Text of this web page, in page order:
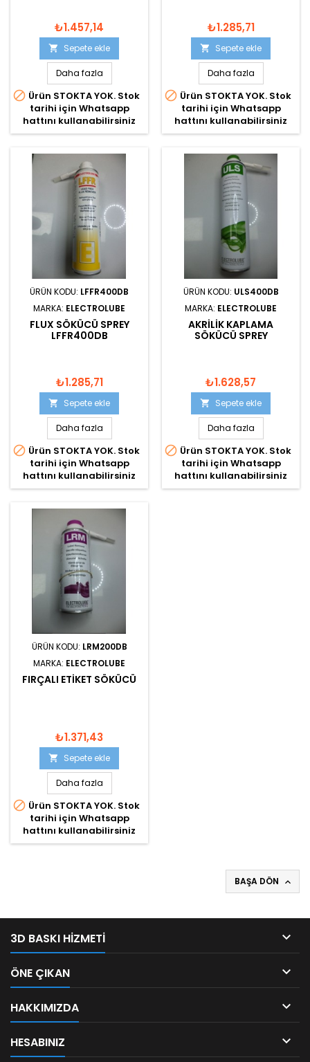
₺1.457,14
 Sepete ekle
Daha fazla
 Ürün STOKTA YOK. Stok
tarihi için Whatsapp
hattını kullanabilirsiniz
₺1.285,71
 Sepete ekle
Daha fazla
 Ürün STOKTA YOK. Stok
tarihi için Whatsapp
hattını kullanabilirsiniz
ÜRÜN KODU: LFFR400DB
MARKA: ELECTROLUBE
FLUX SÖKÜCÜ SPREY
LFFR400DB
₺1.285,71
 Sepete ekle
Daha fazla
 Ürün STOKTA YOK. Stok
tarihi için Whatsapp
hattını kullanabilirsiniz
ÜRÜN KODU: ULS400DB
MARKA: ELECTROLUBE
AKRILIK KAPLAMA
SÖKÜCÜ SPREY
₺1.628,57
 Sepete ekle
Daha fazla
 Ürün STOKTA YOK. Stok
tarihi için Whatsapp
hattını kullanabilirsiniz
ÜRÜN KODU: LRM200DB
MARKA: ELECTROLUBE
FIRÇALI ETIKET SÖKÜCÜ
₺1.371,43
 Sepete ekle
Daha fazla
 Ürün STOKTA YOK. Stok
tarihi için Whatsapp
hattını kullanabilirsiniz
BAŞA DÖN 
3D BASKI HIZMETI 
ÖNE ÇIKAN 
HAKKIMIZDA 
HESABINIZ 